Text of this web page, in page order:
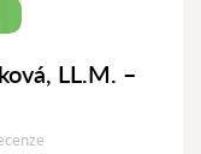
LL.M. –